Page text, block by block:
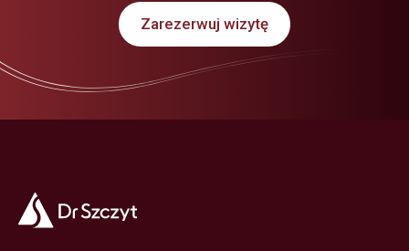
Zarezerwuj wizytę